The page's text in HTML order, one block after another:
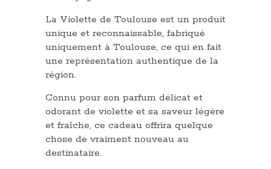
La Violette de Toulouse est un produit
unique et reconnaissable, fabriqué
uniquement à Toulouse, ce qui en fait
une représentation authentique de la
région.
Connu pour son parfum délicat et
odorant de violette et sa saveur légère
et fraîche, ce cadeau offrira quelque
chose de vraiment nouveau au
destinataire.